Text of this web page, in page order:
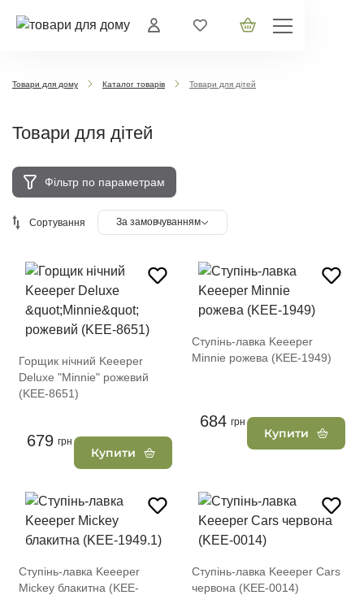
Товари для дому Каталог товарів Товари для дітей
Товари для дітей
Фільтр по параметрам
Сортування За замовчуванням
Горщик нічний Keeeper
Deluxe "Minnie" рожевий
(KEE-8651)
679 грн
Купити
Ступінь-лавка Keeeper
Minnie рожева (KEE-1949)
684 грн
Купити
Ступінь-лавка Keeeper
Mickey блакитна (KEE-
Ступінь-лавка Keeeper Сars
червона (KEE-0014)